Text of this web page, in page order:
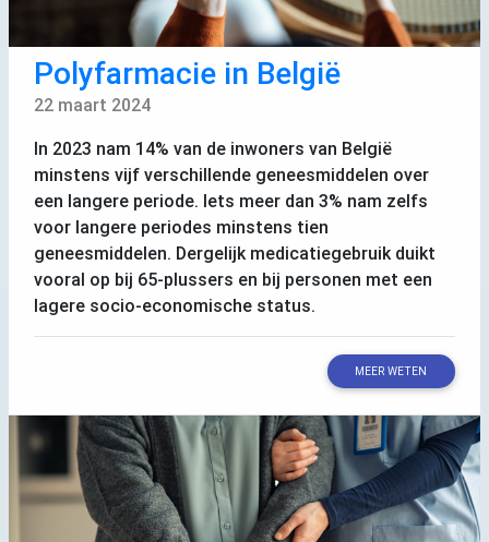
Polyfarmacie in België
22 maart 2024
In 2023 nam 14% van de inwoners van België
minstens vijf verschillende geneesmiddelen over
een langere periode. Iets meer dan 3% nam zelfs
voor langere periodes minstens tien
geneesmiddelen. Dergelijk medicatiegebruik duikt
vooral op bij 65-plussers en bij personen met een
lagere socio-economische status.
MEER WETEN